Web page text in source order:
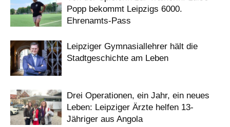
Popp bekommt Leipzigs 6000.
Ehrenamts-Pass
Leipziger Gymnasiallehrer hält die
Stadtgeschichte am Leben
Drei Operationen, ein Jahr, ein neues
Leben: Leipziger Ärzte helfen 13-
Jähriger aus Angola